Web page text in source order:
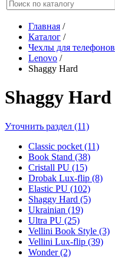
Главная /
Каталог /
Чехлы для телефонов
Lenovo /
Shaggy Hard
Shaggy Hard
Уточнить раздел (11)
Classic pocket (11)
Book Stand (38)
Cristall PU (15)
Drobak Lux-flip (8)
Elastic PU (102)
Shaggy Hard (5)
Ukrainian (19)
Ultra PU (25)
Vellini Book Style (3)
Vellini Lux-flip (39)
Wonder (2)